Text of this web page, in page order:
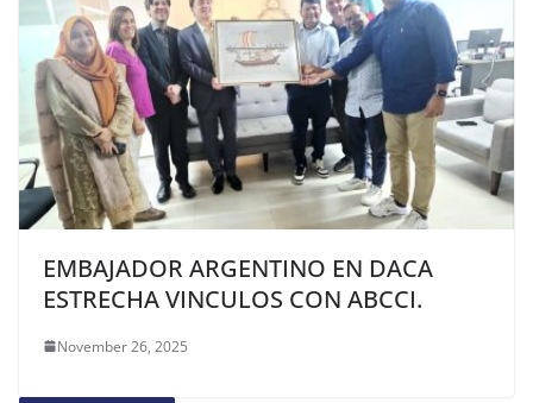
EMBAJADOR ARGENTINO EN DACA
ESTRECHA VINCULOS CON ABCCI.
November 26, 2025